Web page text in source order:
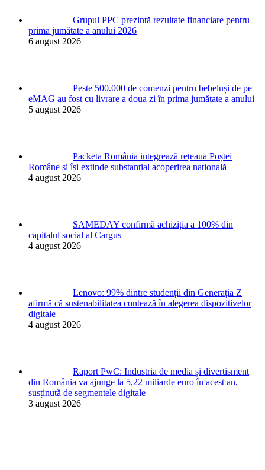
Grupul PPC prezintă rezultate financiare pentru
prima jumătate a anului 2026
6 august 2026
Peste 500.000 de comenzi pentru bebeluși de pe
eMAG au fost cu livrare a doua zi în prima jumătate a anului
5 august 2026
Packeta România integrează rețeaua Poștei
Române și își extinde substanțial acoperirea națională
4 august 2026
SAMEDAY confirmă achiziția a 100% din
capitalul social al Cargus
4 august 2026
Lenovo: 99% dintre studenții din Generația Z
afirmă că sustenabilitatea contează în alegerea dispozitivelor
digitale
4 august 2026
Raport PwC: Industria de media și divertisment
din România va ajunge la 5,22 miliarde euro în acest an,
susținută de segmentele digitale
3 august 2026